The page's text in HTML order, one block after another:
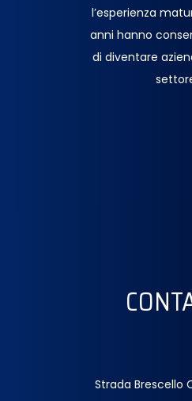
l’esperienza
anni hanno
di diventare
Strada Brescello